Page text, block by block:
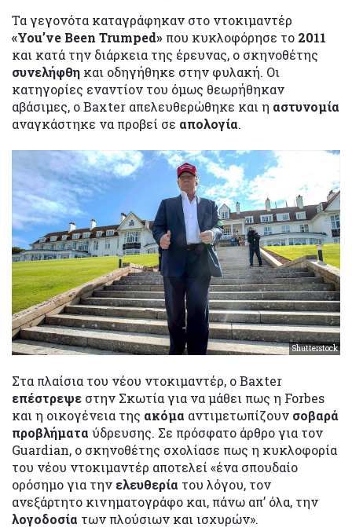
Τα γεγονότα καταγράφηκαν στο ντοκιμαντέρ
«You’ve Been Trumped» που κυκλοφόρησε το 2011
και κατά την διάρκεια της έρευνας, ο σκηνοθέτης
συνελήφθη και οδηγήθηκε στην φυλακή. Οι
κατηγορίες εναντίον του όμως θεωρήθηκαν
αβάσιμες, ο Baxter απελευθερώθηκε και η αστυνομία
αναγκάστηκε να προβεί σε απολογία.
Shutterstock
Στα πλαίσια του νέου ντοκιμαντέρ, ο Baxter
επέστρεψε στην Σκωτία για να μάθει πως η Forbes
και η οικογένεια της ακόμα αντιμετωπίζουν σοβαρά
προβλήματα ύδρευσης. Σε πρόσφατο άρθρο για τον
Guardian, ο σκηνοθέτης σχολίασε πως η κυκλοφορία
του νέου ντοκιμαντέρ αποτελεί «ένα σπουδαίο
ορόσημο για την ελευθερία του λόγου, τον
ανεξάρτητο κινηματογράφο και, πάνω απ’ όλα, την
λογοδοσία των πλούσιων και ισχυρών».